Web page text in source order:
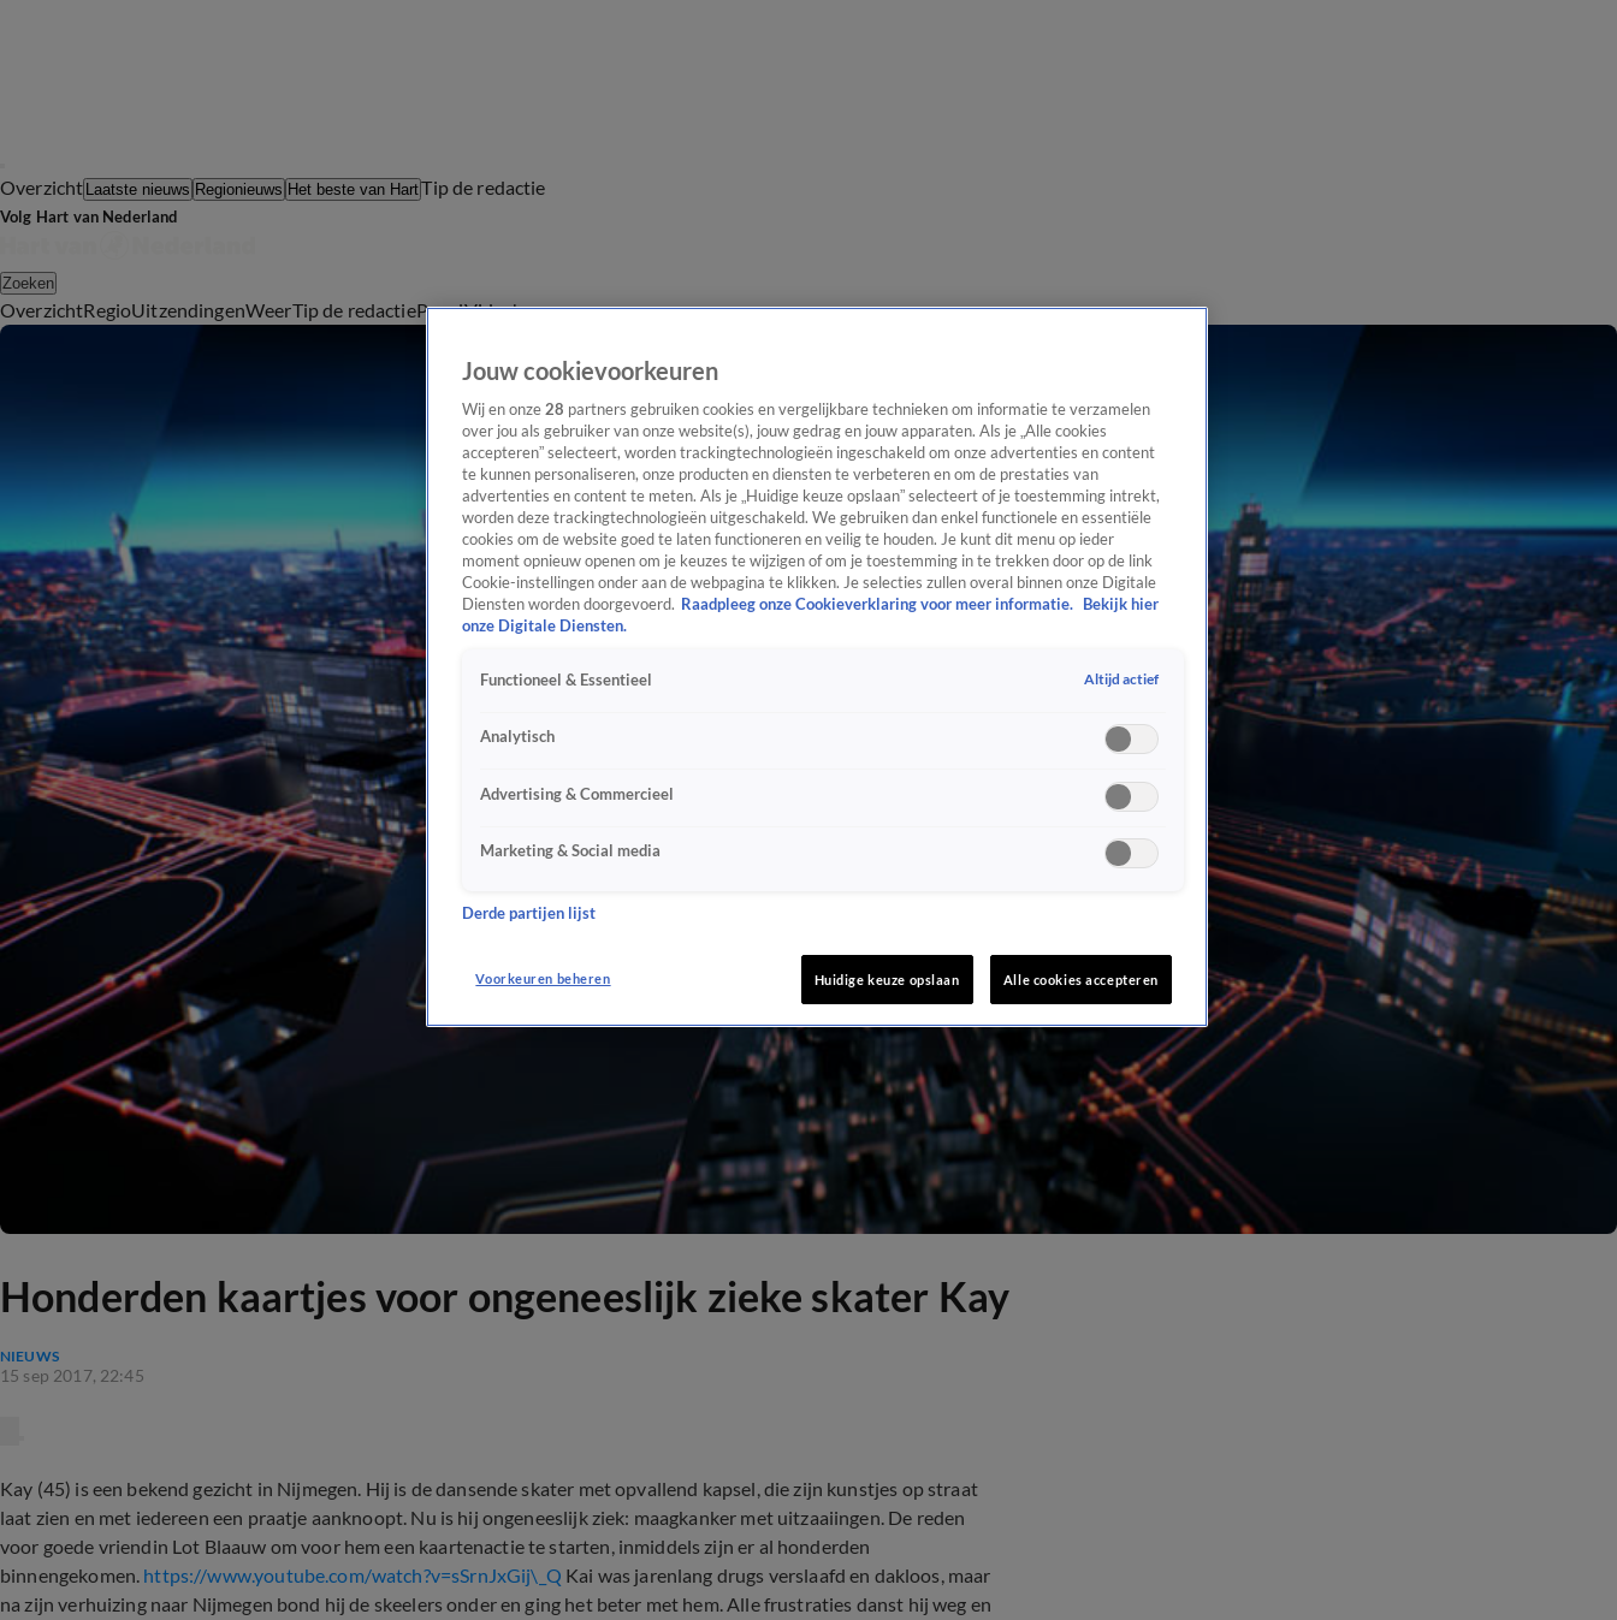
Overzicht Laatste nieuws Regionieuws Het beste van HartTip de redactie
Volg Hart van Nederland
Zoeken
OverzichtRegioUitzendingenWeerTip de redactiePanelVideo's
Honderden kaartjes voor ongeneeslijk zieke skater Kay
NIEUWS
15 sep 2017, 22:45
Kay (45) is een bekend gezicht in Nijmegen. Hij is de dansende skater met opvallend kapsel, die zijn kunstjes op straat
laat zien en met iedereen een praatje aanknoopt. Nu is hij ongeneeslijk ziek: maagkanker met uitzaaiingen. De reden
voor goede vriendin Lot Blaauw om voor hem een kaartenactie te starten, inmiddels zijn er al honderden
binnengekomen. https://www.youtube.com/watch?v=sSrnJxGij\_Q Kai was jarenlang drugs verslaafd en dakloos, maar
na zijn verhuizing naar Nijmegen bond hij de skeelers onder en ging het beter met hem. Alle frustraties danst hij weg en
Jouw cookievoorkeuren
Wij en onze 28 partners gebruiken cookies en vergelijkbare technieken om informatie te verzamelen
over jou als gebruiker van onze website(s), jouw gedrag en jouw apparaten. Als je „Alle cookies
accepteren” selecteert, worden trackingtechnologieën ingeschakeld om onze advertenties en content
te kunnen personaliseren, onze producten en diensten te verbeteren en om de prestaties van
advertenties en content te meten. Als je „Huidige keuze opslaan” selecteert of je toestemming intrekt,
worden deze trackingtechnologieën uitgeschakeld. We gebruiken dan enkel functionele en essentiële
cookies om de website goed te laten functioneren en veilig te houden. Je kunt dit menu op ieder
moment opnieuw openen om je keuzes te wijzigen of om je toestemming in te trekken door op de link
Cookie-instellingen onder aan de webpagina te klikken. Je selecties zullen overal binnen onze Digitale
Diensten worden doorgevoerd. Raadpleeg onze Cookieverklaring voor meer informatie. Bekijk hier
onze Digitale Diensten.
Functioneel & Essentieel Altijd actief
Analytisch
Advertising & Commercieel
Marketing & Social media
Derde partijen lijst
Voorkeuren beheren Huidige keuze opslaan Alle cookies accepteren